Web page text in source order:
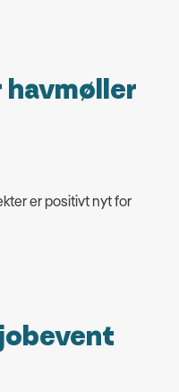
havmøller
er positivt nyt for